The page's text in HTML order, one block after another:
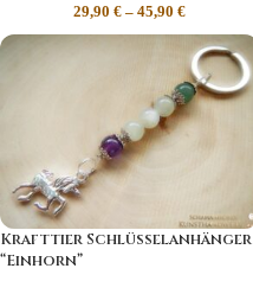
29,90 € – 45,90 €
Krafttier Schlüsselanhänger
“Einhorn”